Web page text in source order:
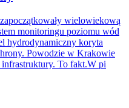
wielowiekową
monitoringu poziomu wód
hydrodynamiczny koryta
Powodzie w Krakowie
To fakt.W pi